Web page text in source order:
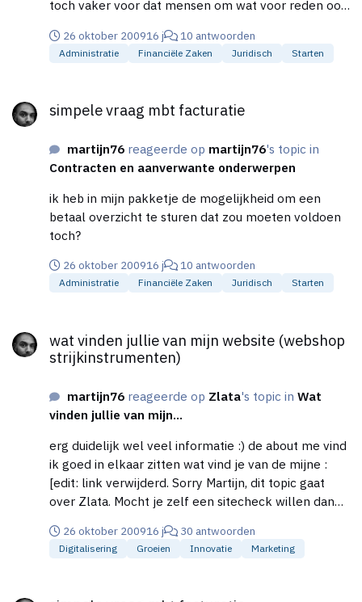
toch vaker voor dat mensen om wat voor reden ook
26 oktober 200916 j 10 antwoorden
Administratie Financiële Zaken Juridisch Starten
simpele vraag mbt facturatie
martijn76 reageerde op martijn76's topic in
Contracten en aanverwante onderwerpen
ik heb in mijn pakketje de mogelijkheid om een
betaal overzicht te sturen dat zou moeten voldoen
toch?
26 oktober 200916 j 10 antwoorden
Administratie Financiële Zaken Juridisch Starten
wat vinden jullie van mijn website (webshop
strijkinstrumenten)
martijn76 reageerde op Zlata's topic inWat
vinden jullie van mijn...
erg duidelijk wel veel informatie :) de about me vind
ik goed in elkaar zitten wat vind je van de mijne :
[edit: link verwijderd. Sorry Martijn, dit topic gaat
over Zlata. Mocht je zelf een sitecheck willen dan
26 oktober 200916 j 30 antwoorden
Digitalisering Groeien Innovatie Marketing